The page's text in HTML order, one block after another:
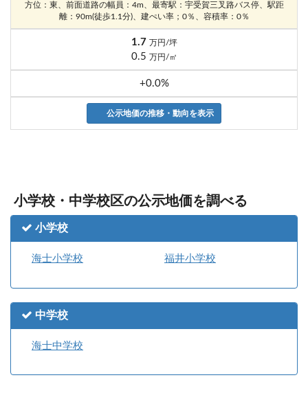
方位：東、前面道路の幅員：4m、最寄駅：宇受賀三叉路バス停、駅距
離：90m(徒歩1.1分)、建ぺい率；0％、容積率：0％
1.7 万円/坪
0.5 万円/㎡
+0.0%
公示地価の推移・動向を表示
小学校・中学校区の公示地価を調べる
小学校
海士小学校 福井小学校
中学校
海士中学校